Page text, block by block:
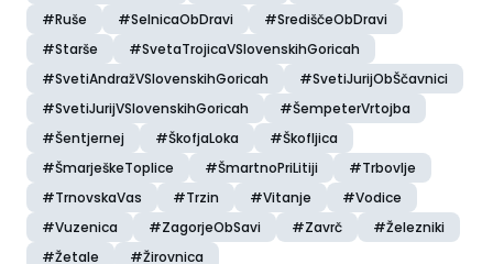
#Ruše
#SelnicaObDravi
#SrediščeObDravi
#Starše
#SvetaTrojicaVSlovenskihGoricah
#SvetiAndražVSlovenskihGoricah
#SvetiJurijObŠčavnici
#SvetiJurijVSlovenskihGoricah
#ŠempeterVrtojba
#Šentjernej
#ŠkofjaLoka
#Škofljica
#ŠmarješkeToplice
#ŠmartnoPriLitiji
#Trbovlje
#TrnovskaVas
#Trzin #Vitanje
#Vodice
#Vuzenica
#ZagorjeObSavi #Zavrč
#Železniki
#Žetale
#Žirovnica